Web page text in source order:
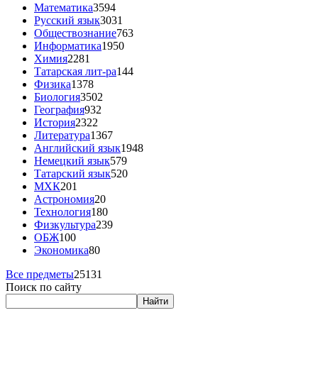
Математика3594
Русский язык3031
Обществознание763
Информатика1950
Химия2281
Татарская лит-ра144
Физика1378
Биология3502
География932
История2322
Литература1367
Английский язык1948
Немецкий язык579
Татарский язык520
МХК201
Астрономия20
Технология180
Физкультура239
ОБЖ100
Экономика80
Все предметы25131
Поиск по сайту
Найти